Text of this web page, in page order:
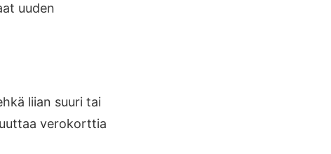
uuden
liian suuri tai
verokorttia